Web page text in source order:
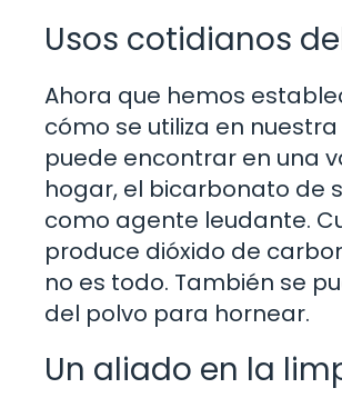
Usos cotidianos
Ahora que hemos
cómo se utiliza en
puede encontrar en una
hogar, el bicarbonato de
como agente leudante.
produce dióxido de
no es todo. También se
del polvo para hornear.
Un aliado en la